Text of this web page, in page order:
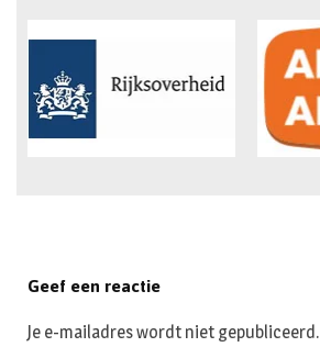
Geef een reactie
Je e-mailadres wordt niet gepubliceerd.